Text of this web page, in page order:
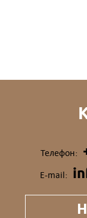
Телефон:
E-mail: